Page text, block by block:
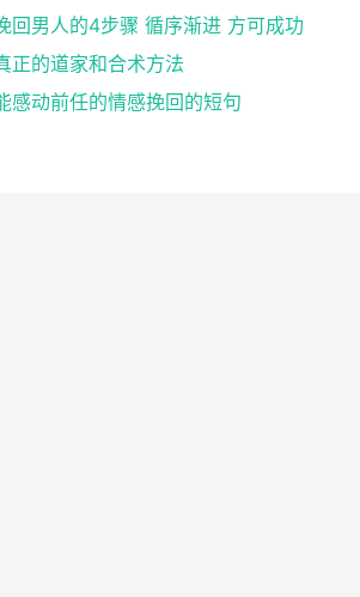
回男人的4步骤 循序渐进 方可成功
正的道家和合术方法
感动前任的情感挽回的短句